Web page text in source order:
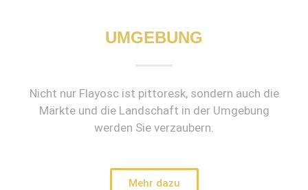
UMGEBUNG
Nicht nur Flayosc ist pittoresk, sondern auch die
Märkte und die Landschaft in der Umgebung
werden Sie verzaubern.
Mehr dazu